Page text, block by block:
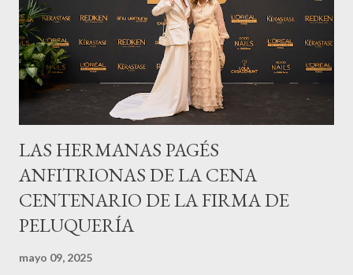
LAS HERMANAS PAGÉS
ANFITRIONAS DE LA CENA
CENTENARIO DE LA FIRMA DE
PELUQUERÍA
mayo 09, 2025